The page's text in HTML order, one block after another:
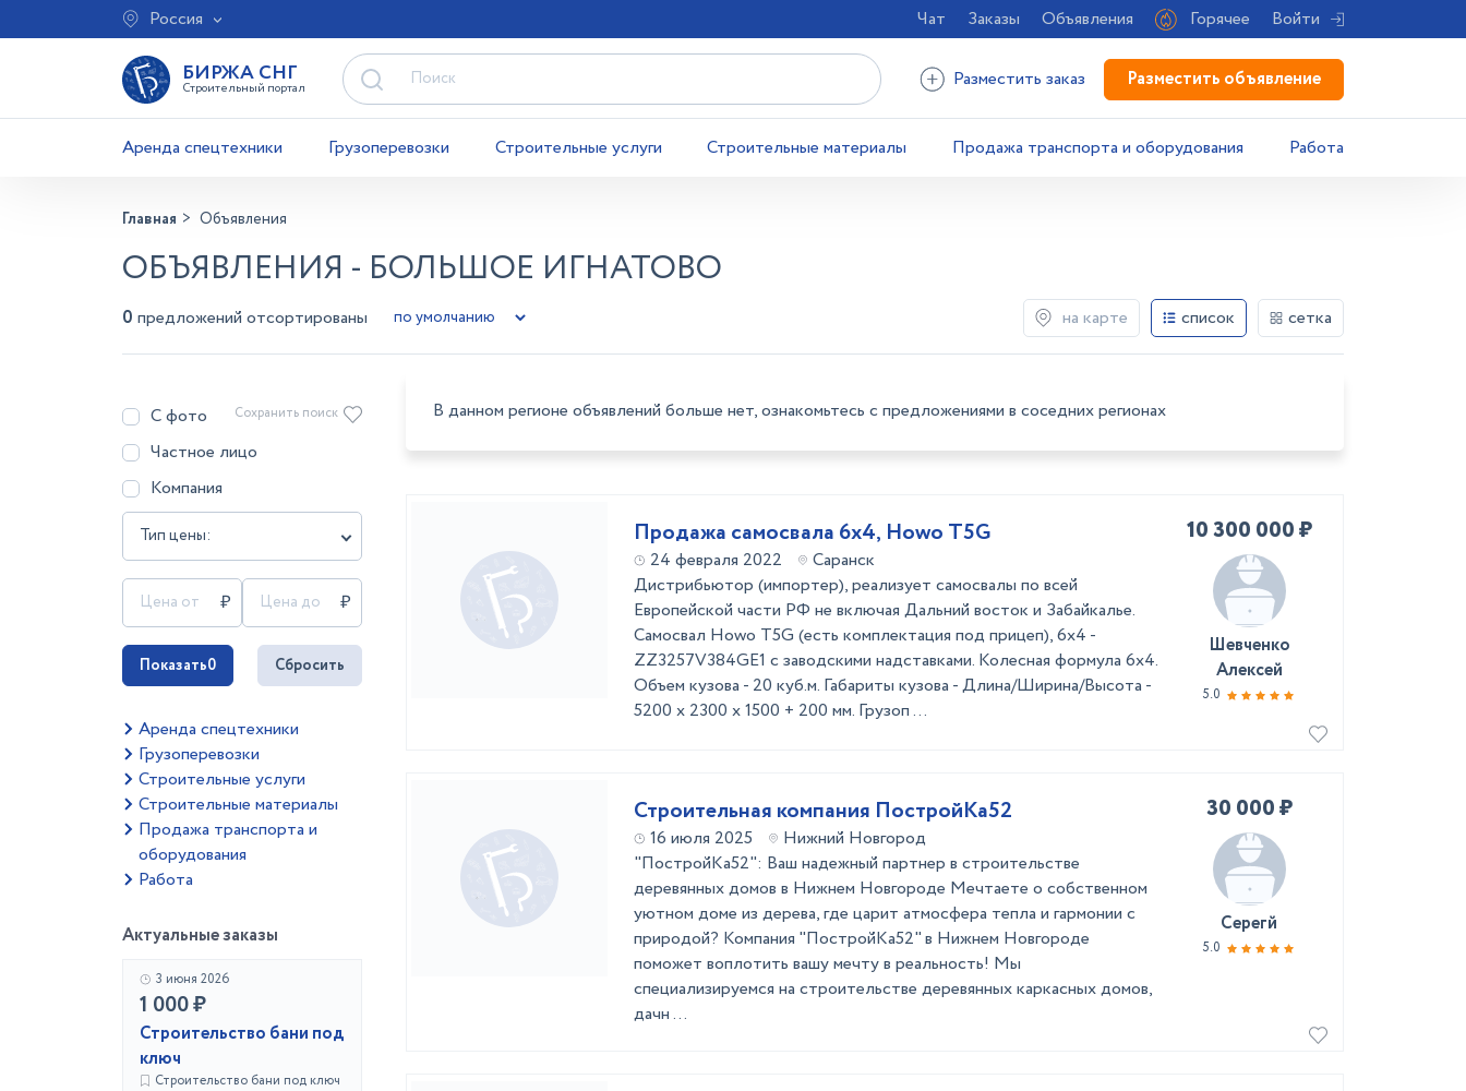
Россия Чат Заказы Объявления Горячее Войти
БИРЖА СНГ
Строительный портал Разместить заказ Разместить объявление
Аренда спецтехники Грузоперевозки Строительные услуги Строительные материалы Продажа транспорта и оборудования Работа
Главная Объявления
ОБЪЯВЛЕНИЯ - БОЛЬШОЕ ИГНАТОВО
0 предложений отсортированы на карте список сетка
С фото
Частное лицо
Компания
Тип цены:
Сохранить поиск
Показать0 Сбросить
Аренда спецтехники
Грузоперевозки
Строительные услуги
Строительные материалы
Продажа транспорта и
оборудования
Работа
Актуальные заказы
3 июня 2026
1 000 ₽
Строительство бани под
ключ
Строительство бани под ключ
В данном регионе объявлений больше нет, ознакомьтесь с предложениями в соседних регионах
Продажа самосвала 6х4, Howo T5G
24 февраля 2022
Саранск
Дистрибьютор (импортер), реализует самосвалы по всей
Европейской части РФ не включая Дальний восток и Забайкалье.
Самосвал Howo T5G (есть комплектация под прицеп), 6х4 -
ZZ3257V384GE1 с заводскими надставками. Колесная формула 6х4.
Объем кузова - 20 куб.м. Габариты кузова - Длина/Ширина/Высота -
5200 x 2300 х 1500 + 200 мм. Грузоп ...
10 300 000 ₽
Шевченко
Алексей
5.0
Строительная компания ПостройКа52
16 июля 2025
Нижний Новгород
"ПостройКа52": Ваш надежный партнер в строительстве
деревянных домов в Нижнем Новгороде Мечтаете о собственном
уютном доме из дерева, где царит атмосфера тепла и гармонии с
природой? Компания "ПостройКа52" в Нижнем Новгороде
поможет воплотить вашу мечту в реальность! Мы
специализируемся на строительстве деревянных каркасных домов,
дачн ...
30 000 ₽
Серегй
5.0